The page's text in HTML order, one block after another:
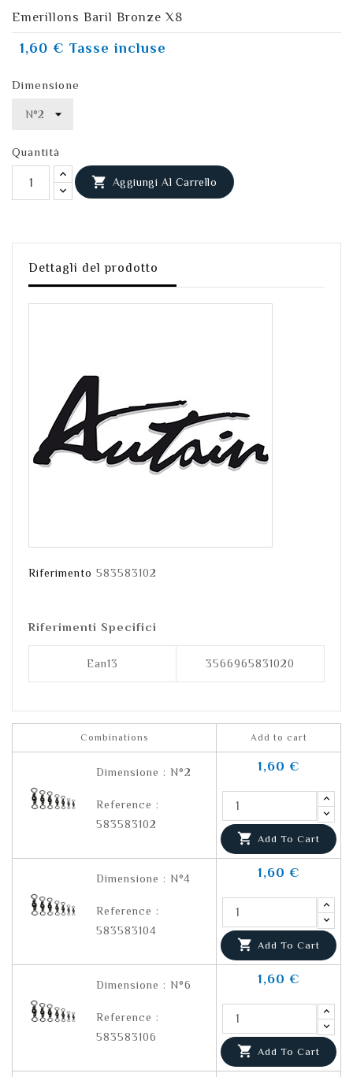
Emerillons Baril Bronze X8
1,60 € Tasse incluse
Dimensione
Quantità
 Aggiungi Al Carrello
Dettagli del prodotto
Riferimento 583583102
Riferimenti Specifici
Ean13 3566965831020
Combinations Add to cart
Dimensione : N°2
Reference :
583583102
1,60 €
 Add To Cart
Dimensione : N°4
Reference :
583583104
1,60 €
 Add To Cart
Dimensione : N°6
Reference :
583583106
1,60 €
 Add To Cart